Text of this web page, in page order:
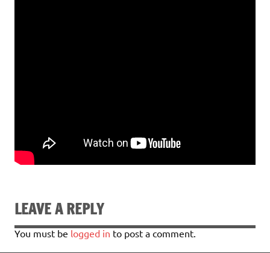
LEAVE A REPLY
You must be logged in to post a comment.